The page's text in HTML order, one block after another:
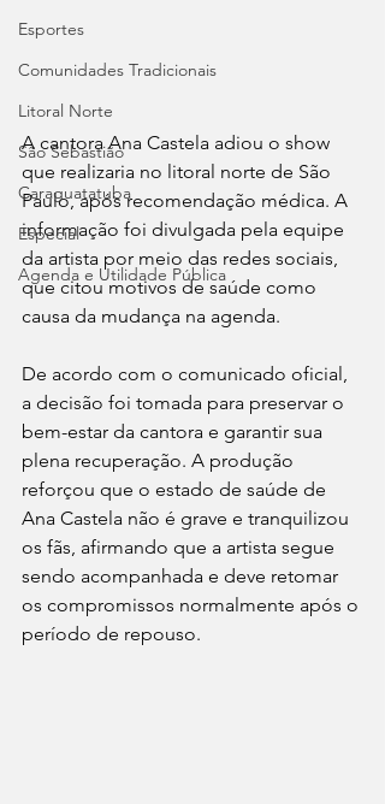
Esportes
Comunidades Tradicionais
Litoral Norte
São Sebastião
Caraguatatuba
Especial
Agenda e Utilidade Pública
A cantora Ana Castela adiou o show
que realizaria no litoral norte de São
Paulo, após recomendação médica. A
informação foi divulgada pela equipe
da artista por meio das redes sociais,
que citou motivos de saúde como
causa da mudança na agenda.
De acordo com o comunicado oficial,
a decisão foi tomada para preservar o
bem-estar da cantora e garantir sua
plena recuperação. A produção
reforçou que o estado de saúde de
Ana Castela não é grave e tranquilizou
os fãs, afirmando que a artista segue
sendo acompanhada e deve retomar
os compromissos normalmente após o
período de repouso.